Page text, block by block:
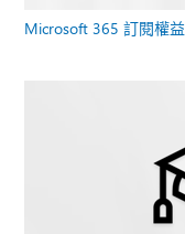
Microsoft 365 訂閱權益